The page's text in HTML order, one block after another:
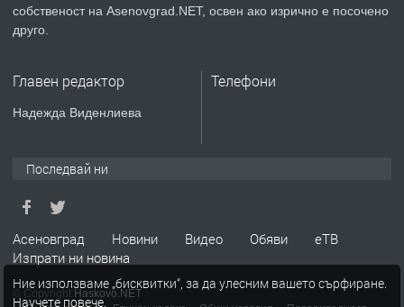
ПРЕДЛАГА
Давам индивидуалани уроци по
ремонт на покриви
ПРЕДЛАГА
Висококачествени Целофанови
Пликове - СКОРПИОПЛАСТ
собственост на Asenovgrad.NET, освен ако изрично е посочено
друго.
Главен редактор
Надежда Виденлиева
Телефони
Последвай ни
Асеновград Новини Видео Обяви
еТВ
Изпрати ни новина
© Copyright Haskovo.NET
Ние използваме „бисквитки“, за да улесним вашето сърфиране.
Научете повече.